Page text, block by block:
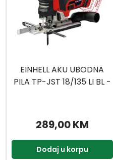
EINHELL AKU UBODNA
PILA TP-JST 18/135 LI BL -
289,00 KM
Dodaj u korpu